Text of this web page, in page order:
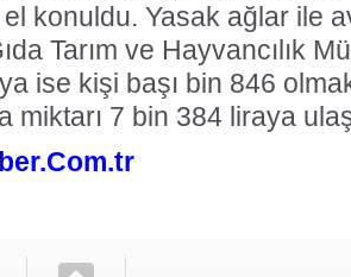
el konuldu. Yasak ağlar ile
Tarım ve Hayvancılık
ise kişi başı bin 846
miktarı 7 bin 384 liraya